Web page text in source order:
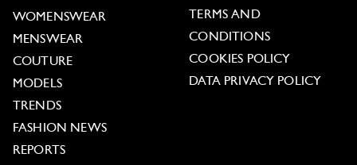
WOMENSWEAR
MENSWEAR
COUTURE
MODELS
TRENDS
FASHION NEWS
REPORTS
TERMS AND
CONDITIONS
COOKIES POLICY
DATA PRIVACY POLICY